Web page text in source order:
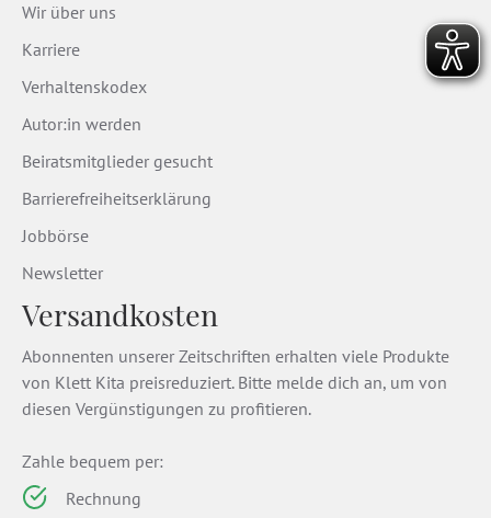
Wir über uns
Karriere
Verhaltenskodex
Autor:in werden
Beiratsmitglieder gesucht
Barrierefreiheitserklärung
Jobbörse
Newsletter
Versandkosten
Abonnenten unserer Zeitschriften erhalten viele Produkte
von Klett Kita preisreduziert. Bitte melde dich an, um von
diesen Vergünstigungen zu profitieren.
Zahle bequem per:
Rechnung